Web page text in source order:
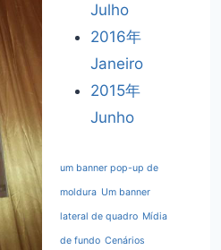
Julho
2016年
Janeiro
2015年
Junho
um banner pop-up de
moldura Um banner
lateral de quadro Mídia
de fundo Cenários